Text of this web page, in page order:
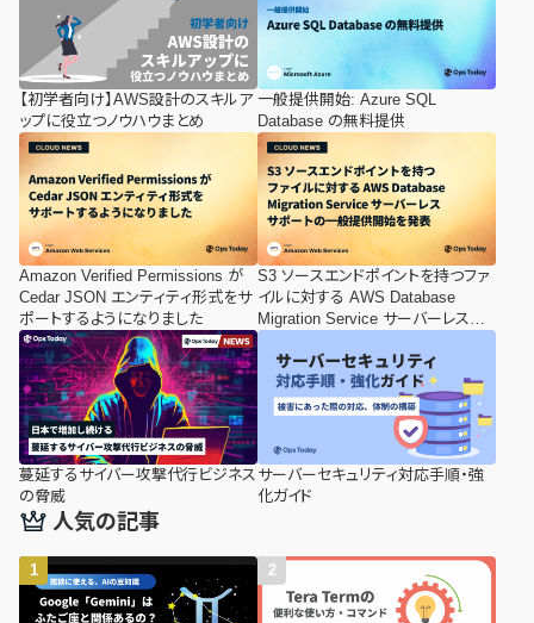
【初学者向け】AWS設計のスキルア
ップに役立つノウハウまとめ
一般提供開始: Azure SQL
Database の無料提供
Amazon Verified Permissions が
Cedar JSON エンティティ形式をサ
ポートするようになりました
S3 ソースエンドポイントを持つファ
イルに対する AWS Database
Migration Service サーバーレスサ
蔓延するサイバー攻撃代行ビジネス
の脅威
サーバーセキュリティ対応手順・強
化ガイド
人気の記事